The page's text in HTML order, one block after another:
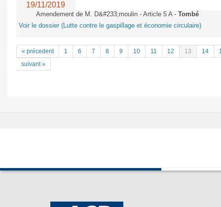
19/11/2019
Amendement de M. D&#233;moulin - Article 5 A - Tombé
Voir le dossier (Lutte contre le gaspillage et économie circulaire)
« précedent 1 6 7 8 9 10 11 12 13 14
suivant »